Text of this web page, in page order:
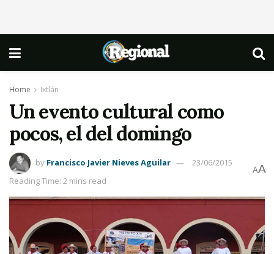
Home Ixtlán
Un evento cultural como
pocos, el del domingo
by Francisco Javier Nieves Aguilar
23/06/2015
Reading Time: 2 mins read
AA